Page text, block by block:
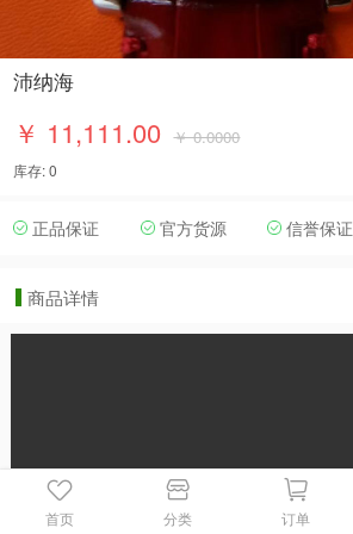
沛纳海
￥ 11,111.00 ￥ 0.0000
库存: 0
正品保证 官方货源 信誉保证
商品详情
首页 分类 订单